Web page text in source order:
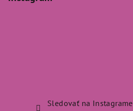
Sledovať na Instagrame